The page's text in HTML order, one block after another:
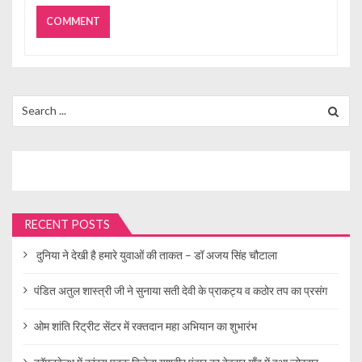
for:
RECENT POSTS
दुनिया ने देखी है हमारे युवाओं की ताकत – डॉ अजय सिंह चौटाला
पंडित अतुल शास्त्री जी ने सुनाया सती देवी के प्राकट्य व कठोर तप का प्रसंग
ओम शांति रिट्रीट सेंटर में रक्तदान महा अभियान का शुभारंभ